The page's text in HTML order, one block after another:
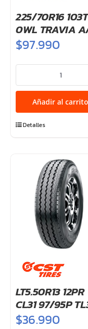
225/70R16 103T
0WL TRAVIA
$97.990
103T
0WL
TRAVIA
A/T
cantidad
Añadir al carrito
Detalles
LT5.50R13 12PR
CL31 97/95P
$36.990